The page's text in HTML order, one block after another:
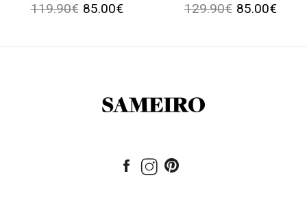
119.90€ 85.00€ 129.90€ 85.00€